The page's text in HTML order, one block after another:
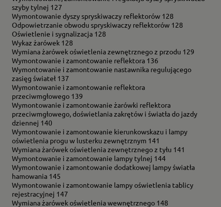
szyby tylnej 127
Wymontowanie dyszy spryskiwaczy reflektorów 128
Odpowietrzanie obwodu spryskiwaczy reflektorów 128
Oświetlenie i sygnalizacja 128
Wykaz żarówek 128
Wymiana żarówek oświetlenia zewnętrznego z przodu 129
Wymontowanie i zamontowanie reflektora 136
Wymontowanie i zamontowanie nastawnika regulującego
zasięg świateł 137
Wymontowanie i zamontowanie reflektora
przeciwmgłowego 139
Wymontowanie i zamontowanie żarówki reflektora
przeciwmgłowego, doświetlania zakrętów i światła do jazdy
dziennej 140
Wymontowanie i zamontowanie kierunkowskazu i lampy
oświetlenia progu w lusterku zewnętrznym 141
Wymiana żarówek oświetlenia zewnętrznego z tyłu 141
Wymontowanie i zamontowanie lampy tylnej 144
Wymontowanie i zamontowanie dodatkowej lampy światła
hamowania 145
Wymontowanie i zamontowanie lampy oświetlenia tablicy
rejestracyjnej 147
Wymiana żarówek oświetlenia wewnętrznego 148